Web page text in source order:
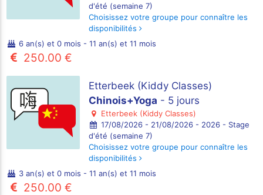
d'été (semaine 7)
Choisissez votre groupe pour connaître les
disponibilités
6 an(s) et 0 mois - 11 an(s) et 11 mois
250.00 €
Etterbeek (Kiddy Classes)
Chinois+Yoga - 5 jours
Etterbeek (Kiddy Classes)
17/08/2026 - 21/08/2026 - 2026 - Stage
d'été (semaine 7)
Choisissez votre groupe pour connaître les
disponibilités
3 an(s) et 0 mois - 11 an(s) et 11 mois
250.00 €